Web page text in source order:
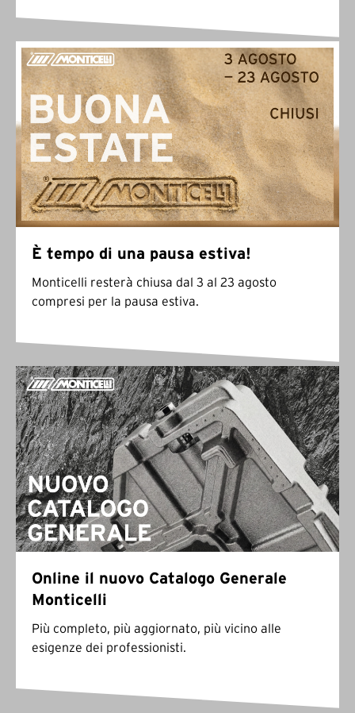
È tempo di una pausa estiva!
Monticelli resterà chiusa dal 3 al 23 agosto
compresi per la pausa estiva.
Online il nuovo Catalogo Generale
Monticelli
Più completo, più aggiornato, più vicino alle
esigenze dei professionisti.